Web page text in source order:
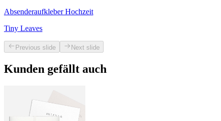
Absenderaufkleber Hochzeit
Tiny Leaves
Previous slide Next slide
Kunden gefällt auch